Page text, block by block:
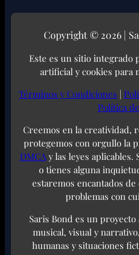
Copyright © 2026 |
Este es un sitio integrado
artificial y cookies para
Términos y Condiciones |
Política
Creemos en la creatividad,
protegemos con orgullo la
DMCAy las leyes aplicables.
o tienes alguna
estaremos encantados
problemas con
Saris Bond es un
musical, visual y
humanas y situaciones